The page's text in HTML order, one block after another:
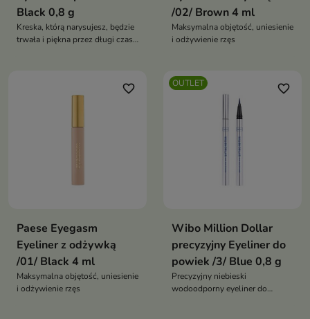
Black 0,8 g
Kreska, którą narysujesz, będzie
trwała i piękna przez długi czas,
/02/ Brown 4 ml
Maksymalna objętość, uniesienie
i odżywienie rzęs
favorite_border
Paese Eyegasm
Eyeliner z odżywką
/01/ Black 4 ml
Maksymalna objętość, uniesienie
i odżywienie rzęs
OUTLET favorite_border
Wibo Million Dollar
precyzyjny Eyeliner do
powiek /3/ Blue 0,8 g
Precyzyjny niebieski
wodoodporny eyeliner do